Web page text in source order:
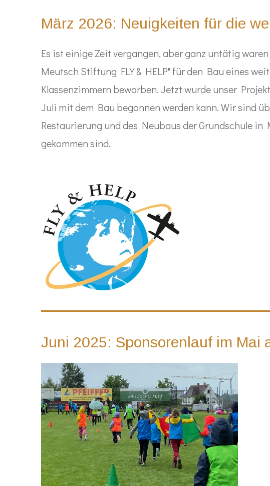
März 2026: Neuigkeiten für die
Es ist einige Zeit vergangen, aber ganz untätig
Meutsch Stiftung FLY & HELP" für den Bau eines
Klassenzimmern beworben. Jetzt wurde unser
Juli mit dem Bau begonnen werden kann. Wir sind
Restaurierung und des Neubaus der Grundschule
gekommen sind.
Juni 2025: Sponsorenlauf im